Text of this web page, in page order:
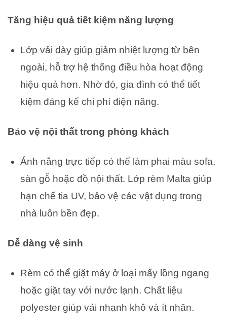
Tăng hiệu quả tiết kiệm năng lượng
Lớp vải dày giúp giảm nhiệt lượng từ bên
ngoài, hỗ trợ hệ thống điều hòa hoạt động
hiệu quả hơn. Nhờ đó, gia đình có thể tiết
kiệm đáng kể chi phí điện năng.
Bảo vệ nội thất trong phòng khách
Ánh nắng trực tiếp có thể làm phai màu sofa,
sàn gỗ hoặc đồ nội thất. Lớp rèm Malta giúp
hạn chế tia UV, bảo vệ các vật dụng trong
nhà luôn bền đẹp.
Dễ dàng vệ sinh
Rèm có thể giặt máy ở loại mấy lồng ngang
hoặc giặt tay với nước lạnh. Chất liệu
polyester giúp vải nhanh khô và ít nhăn.